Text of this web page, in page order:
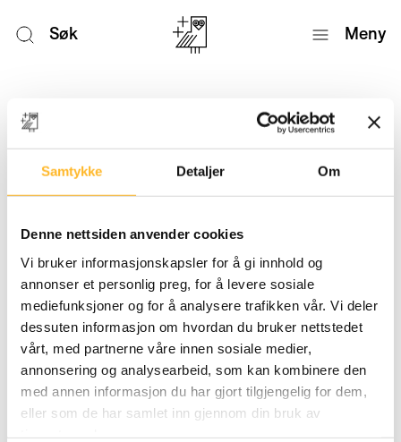
Samtykke Detaljer Om
Denne nettsiden anvender cookies
Vi bruker informasjonskapsler for å gi innhold og
annonser et personlig preg, for å levere sosiale
mediefunksjoner og for å analysere trafikken vår. Vi deler
dessuten informasjon om hvordan du bruker nettstedet
vårt, med partnerne våre innen sosiale medier,
annonsering og analysearbeid, som kan kombinere den
med annen informasjon du har gjort tilgjengelig for dem,
eller som de har samlet inn gjennom din bruk av
Søk Meny
Nyheter